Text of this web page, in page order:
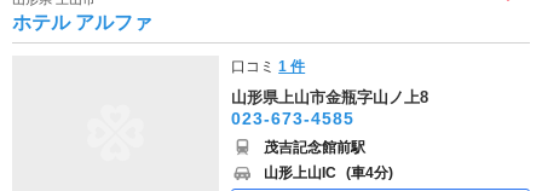
ホテル アルファ
口コミ1 件
山形県上山市金瓶字山ノ上8
023-673-4585
茂吉記念館前駅
山形上山IC (車4分)